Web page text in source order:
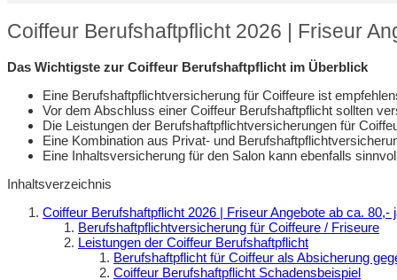
Coiffeur Berufshaftpflicht 2026 | Friseur
Das Wichtigste zur Coiffeur Berufshaftpflicht im Überblick
Eine Berufshaftpflichtversicherung für Coiffeure ist
Vor dem Abschluss einer Coiffeur Berufshaftpflicht sollten
Die Leistungen der Berufshaftpflichtversicherungen für
Eine Kombination aus Privat- und
Eine Inhaltsversicherung für den Salon kann ebenfalls
Inhaltsverzeichnis
Coiffeur Berufshaftpflicht 2026 | Friseur Angebote ab ca. 80,-
Berufshaftpflichtversicherung für Coiffeure / Friseure
Leistungen der Coiffeur Berufshaftpflicht
Berufshaftpflicht für Coiffeur als Absicherung
Coiffeur Berufshaftpflicht Schadensbeispiel